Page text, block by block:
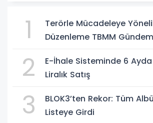
1
Terörle Mücadeleye
Düzenleme TBMM
2
E-İhale Sisteminde 6
Liralık Satış
3
BLOK3’ten Rekor: Tüm
Listeye Girdi